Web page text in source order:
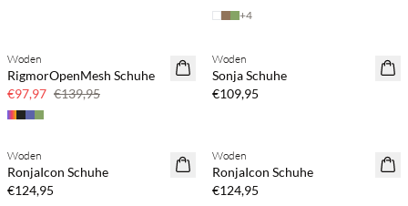
+4
SAVE20
30 % Rabatt
Woden
RigmorOpenMesh Schuhe
€97,97 €139,95
Woden
Sonja Schuhe
€109,95
Woden
RonjaIcon Schuhe
€124,95
Woden
RonjaIcon Schuhe
€124,95